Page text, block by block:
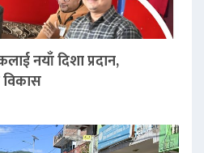
नयाँ दिशा प्रदान,